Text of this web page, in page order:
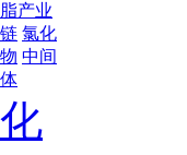
脂产业
链 氯化
物 中间
体
化